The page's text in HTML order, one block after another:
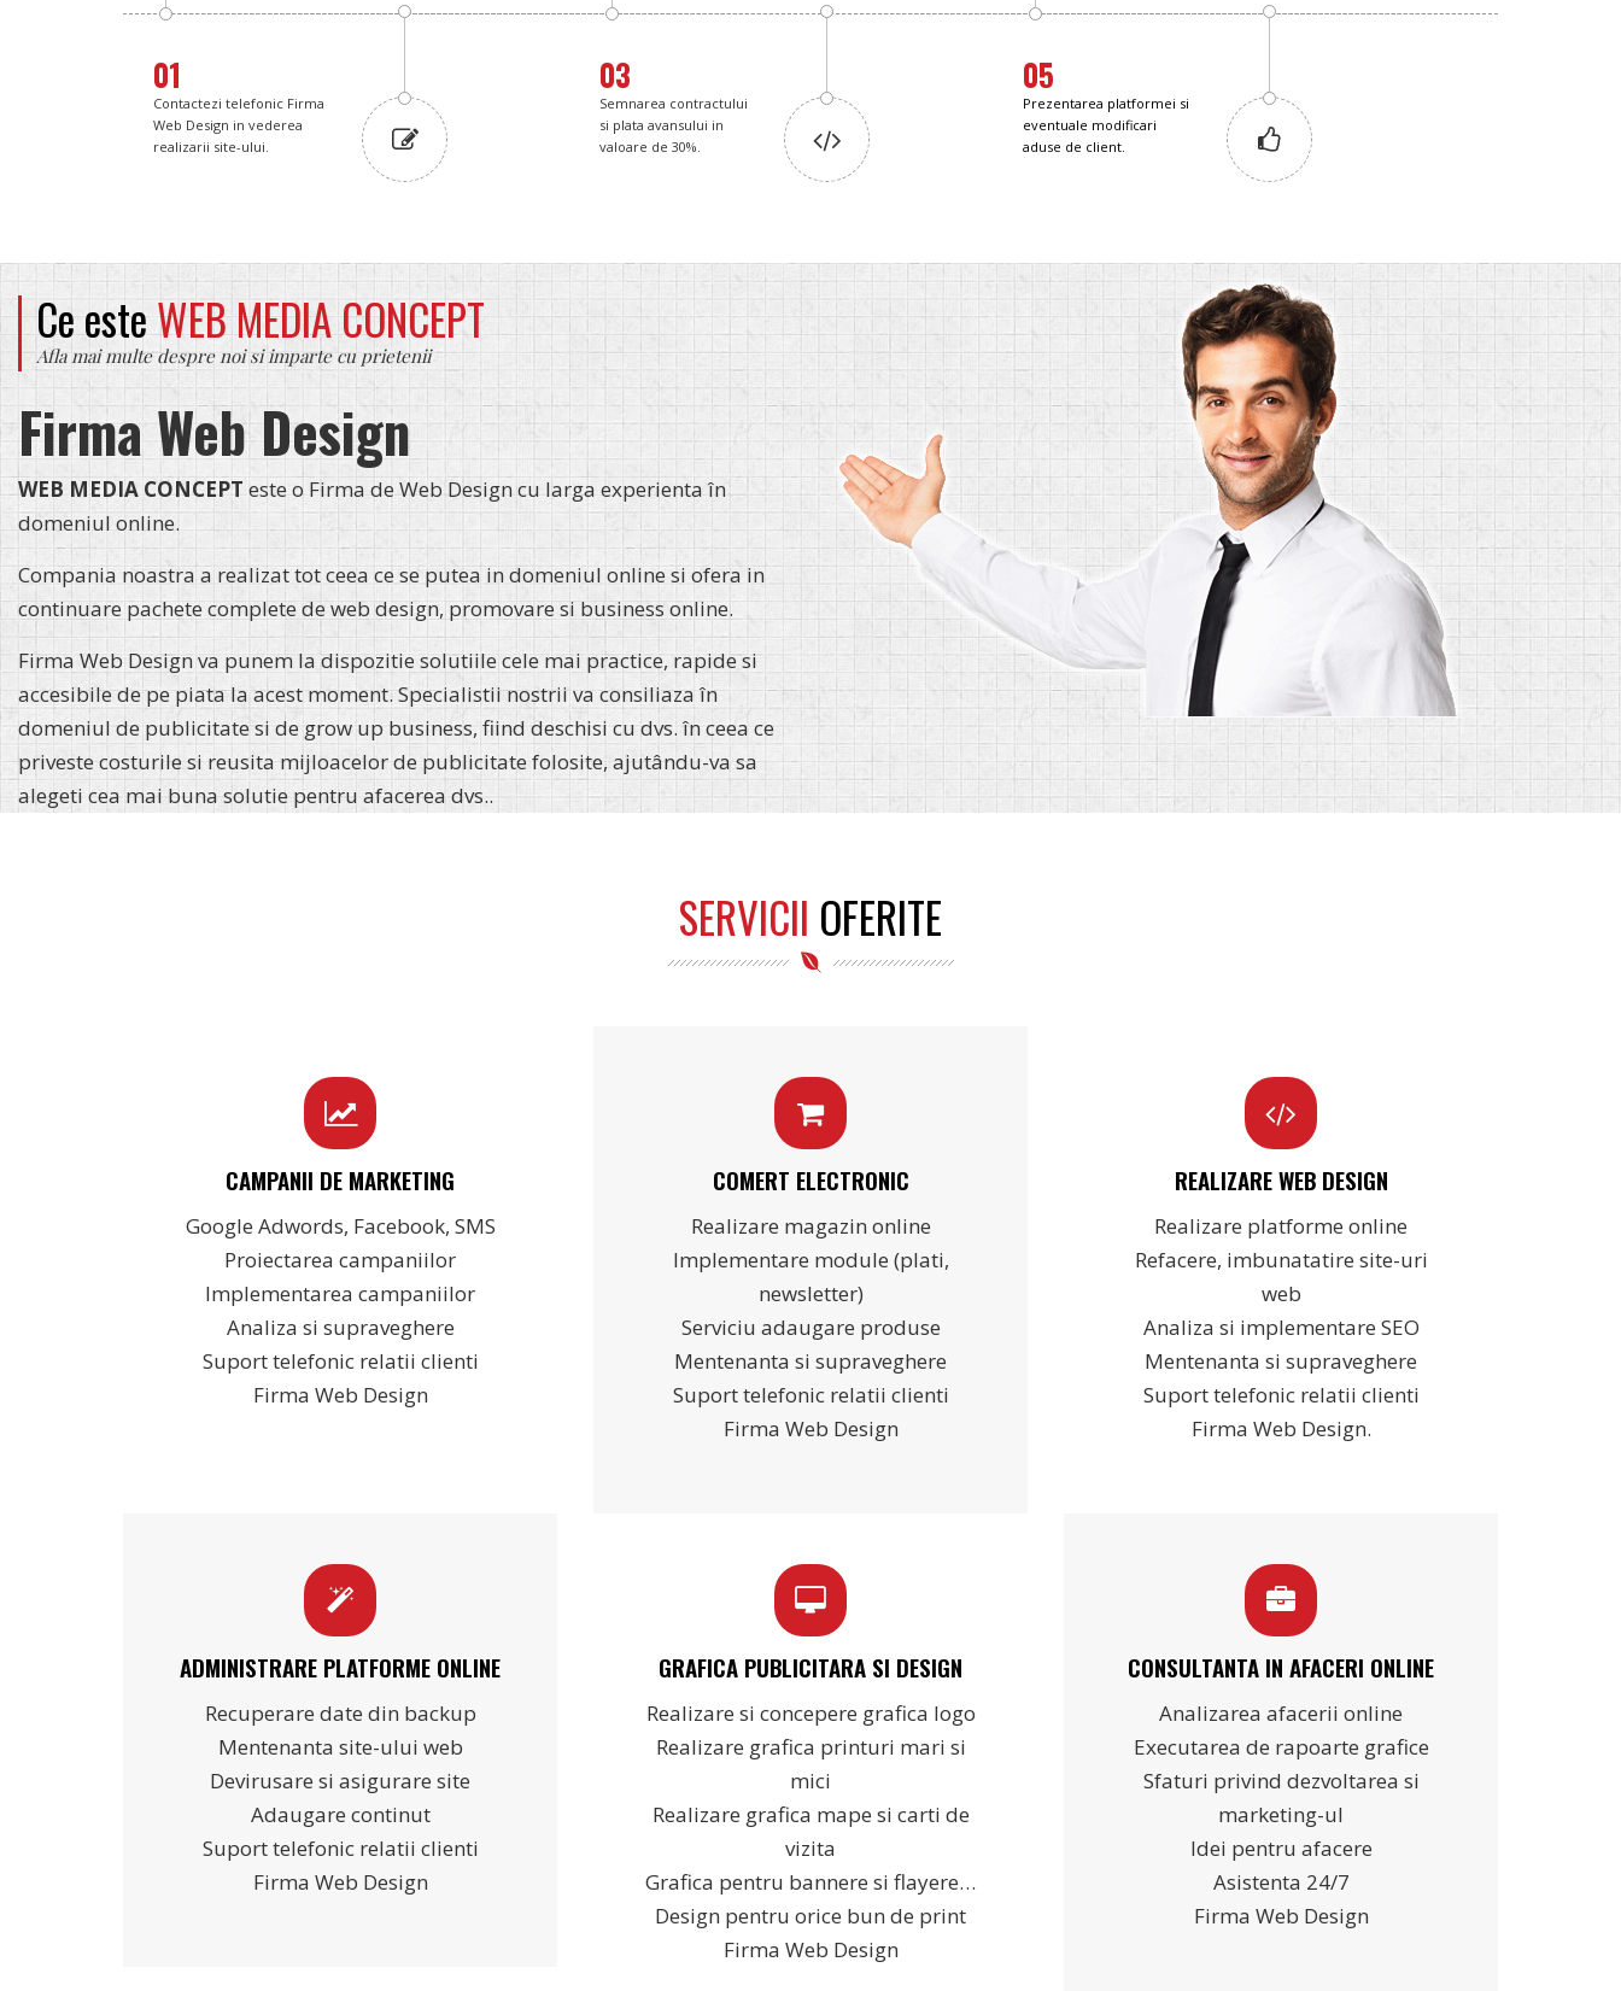
01
Contactezi telefonic Firma
Web Design in vederea
realizarii site-ului.
03
Semnarea contractului
si plata avansului in
valoare de 30%.
05
Prezentarea platformei si
eventuale modificari
aduse de client.
Ce esteWEB MEDIA CONCEPT
Afla mai multe despre noi si imparte cu prietenii
Firma Web Design
WEB MEDIA CONCEPT este o Firma de Web Design cu larga experienta în
domeniul online.
Compania noastra a realizat tot ceea ce se putea in domeniul online si ofera in
continuare pachete complete de web design, promovare si business online.
Firma Web Design va punem la dispozitie solutiile cele mai practice, rapide si
accesibile de pe piata la acest moment. Specialistii nostrii va consiliaza în
domeniul de publicitate si de grow up business, fiind deschisi cu dvs. în ceea ce
priveste costurile si reusita mijloacelor de publicitate folosite, ajutându-va sa
alegeti cea mai buna solutie pentru afacerea dvs..
SERVICII OFERITE
CAMPANII DE MARKETING
Google Adwords, Facebook, SMS
Proiectarea campaniilor
Implementarea campaniilor
Analiza si supraveghere
Suport telefonic relatii clienti
Firma Web Design
COMERT ELECTRONIC
Realizare magazin online
Implementare module (plati,
newsletter)
Serviciu adaugare produse
Mentenanta si supraveghere
Suport telefonic relatii clienti
Firma Web Design
REALIZARE WEB DESIGN
Realizare platforme online
Refacere, imbunatatire site-uri
web
Analiza si implementare SEO
Mentenanta si supraveghere
Suport telefonic relatii clienti
Firma Web Design.
ADMINISTRARE PLATFORME ONLINE
Recuperare date din backup
Mentenanta site-ului web
Devirusare si asigurare site
Adaugare continut
Suport telefonic relatii clienti
Firma Web Design
GRAFICA PUBLICITARA SI DESIGN
Realizare si concepere grafica logo
Realizare grafica printuri mari si
mici
Realizare grafica mape si carti de
vizita
Grafica pentru bannere si flayere…
Design pentru orice bun de print
Firma Web Design
CONSULTANTA IN AFACERI ONLINE
Analizarea afacerii online
Executarea de rapoarte grafice
Sfaturi privind dezvoltarea si
marketing-ul
Idei pentru afacere
Asistenta 24/7
Firma Web Design